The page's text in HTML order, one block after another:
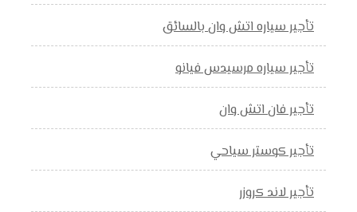
تأجير سياره اتش وان بالسائق
تأجير سياره مرسيدس فيانو
تأجير فان اتش وان
تأجير كوستر سياحي
تأجير لاند كروزر